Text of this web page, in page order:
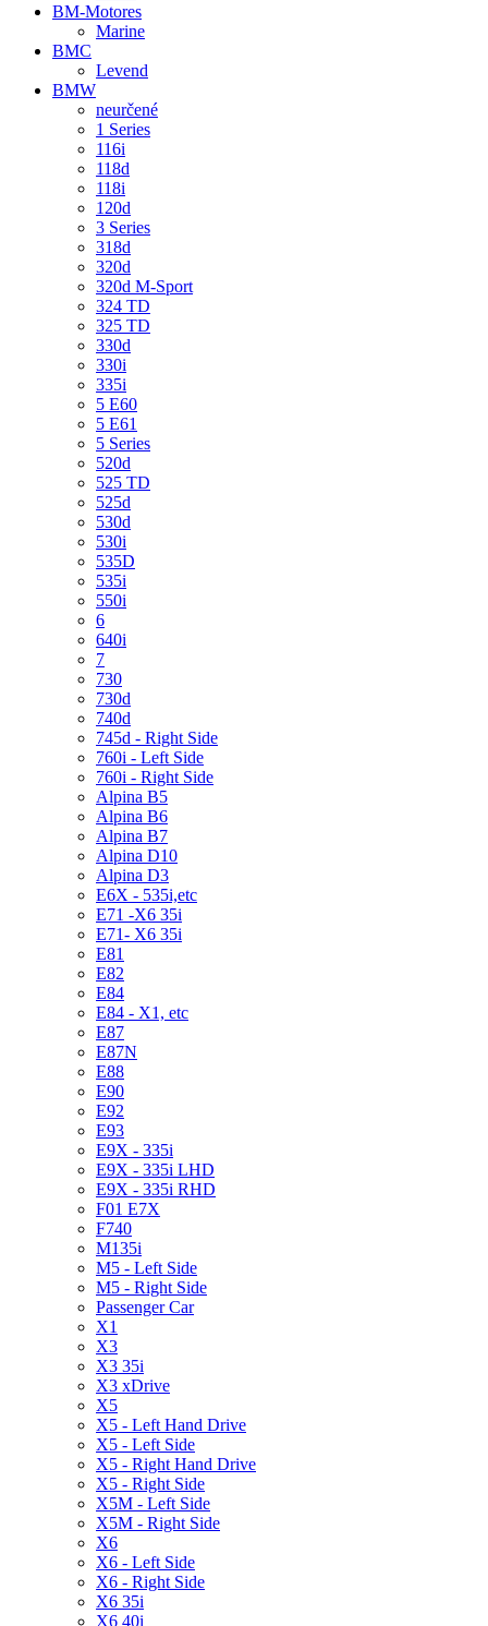
BM-Motores
Marine
BMC
Levend
BMW
neurčené
1 Series
116i
118d
118i
120d
3 Series
318d
320d
320d M-Sport
324 TD
325 TD
330d
330i
335i
5 E60
5 E61
5 Series
520d
525 TD
525d
530d
530i
535D
535i
550i
6
640i
7
730
730d
740d
745d - Right Side
760i - Left Side
760i - Right Side
Alpina B5
Alpina B6
Alpina B7
Alpina D10
Alpina D3
E6X - 535i,etc
E71 -X6 35i
E71- X6 35i
E81
E82
E84
E84 - X1, etc
E87
E87N
E88
E90
E92
E93
E9X - 335i
E9X - 335i LHD
E9X - 335i RHD
F01 E7X
F740
M135i
M5 - Left Side
M5 - Right Side
Passenger Car
X1
X3
X3 35i
X3 xDrive
X5
X5 - Left Hand Drive
X5 - Left Side
X5 - Right Hand Drive
X5 - Right Side
X5M - Left Side
X5M - Right Side
X6
X6 - Left Side
X6 - Right Side
X6 35i
X6 40i